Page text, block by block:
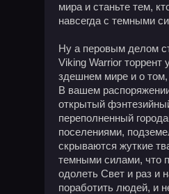
мира и станьте тем,
навсегда с темными
Ну а перовым делом
Viking Warrior торрент
здешнем мире и о том,
В вашем
открытый
переполненный
поселениями,
скрываются жуткие
темными силами, что
одолеть Свет и раз и
поработить людей, и